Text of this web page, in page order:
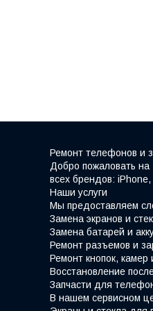
Ремонт телефонов и
Добро пожаловать
всех брендов:
Наши услуги
Мы предоставляем
Замена экранов и
Замена батарей и
Ремонт разъемов и
Ремонт кнопок,
Восстановление
Запчасти для
В нашем сервисном